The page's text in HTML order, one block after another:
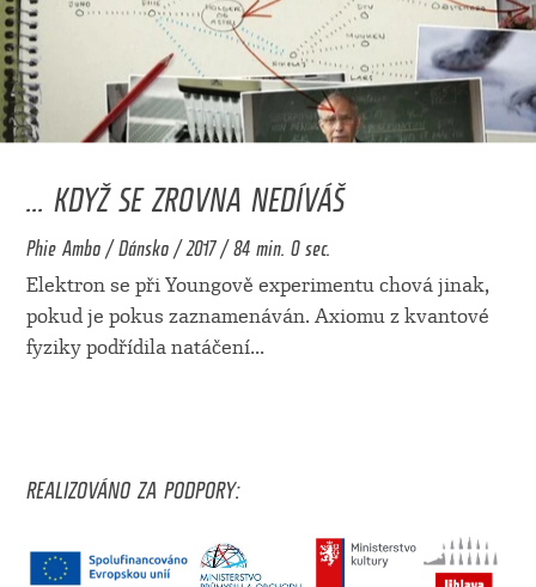
... KDYŽ SE ZROVNA NEDÍVÁŠ
Phie Ambo / Dánsko / 2017 / 84 min. 0 sec.
Elektron se při Youngově experimentu chová jinak,
pokud je pokus zaznamenáván. Axiomu z kvantové
fyziky podřídila natáčení...
REALIZOVÁNO ZA PODPORY: